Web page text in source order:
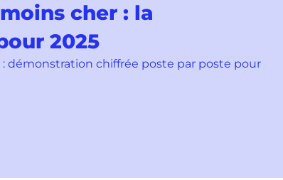
cher : la
2025
démonstration chiffrée poste par poste pour